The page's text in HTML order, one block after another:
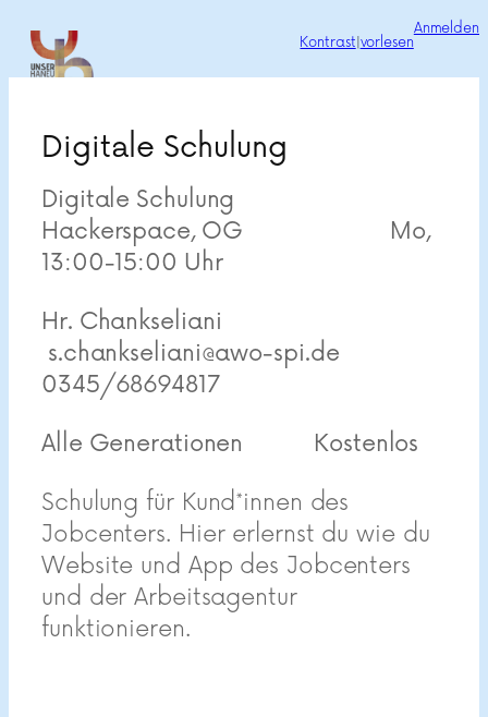
Zum
Inhalt
springen
Kontrast vorlesen
Anmelden
Digitale Schulung
Digitale Schulung
Hackerspace, OG Mo,
13:00-15:00 Uhr
Hr. Chankseliani
s.chankseliani@awo-spi.de
0345/68694817
Alle Generationen Kostenlos
Schulung für Kund*innen des
Jobcenters. Hier erlernst du wie du
Website und App des Jobcenters
und der Arbeitsagentur
funktionieren.